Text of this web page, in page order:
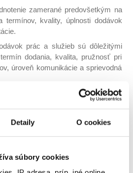
Detaily O cookies
súbory cookies
zamerané predovšetkým na
termínov, kvality, úplnosti dodávok
prác a služieb sú dôležitými
dodania, kvalita, pružnosť pri
úroveň komunikácie a sprievodná
na distribučnej sústave sa kladie
pravidiel BOZP a životného
alkohol, používanie osobných
prostriedkov (OOPP), dodržiavanie
a pracovných pomôcok,
rizík, odborná a zdravotná